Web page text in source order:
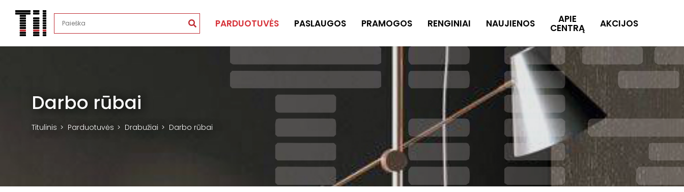
PARDUOTUVĖS PASLAUGOS PRAMOGOS RENGINIAI NAUJIENOS APIE
CENTRĄ AKCIJOS
Darbo rūbai
Titulinis Parduotuvės Drabužiai Darbo rūbai